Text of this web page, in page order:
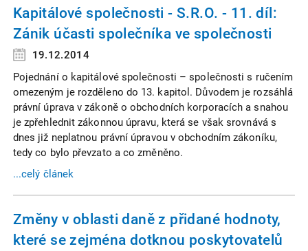
Kapitálové společnosti - S.R.O. - 11. díl:
Zánik účasti společníka ve společnosti
19.12.2014
Pojednání o kapitálové společnosti – společnosti s ručením
omezeným je rozděleno do 13. kapitol. Důvodem je rozsáhlá
právní úprava v zákoně o obchodních korporacích a snahou
je zpřehlednit zákonnou úpravu, která se však srovnává s
dnes již neplatnou právní úpravou v obchodním zákoníku,
tedy co bylo převzato a co změněno.
...celý článek
Změny v oblasti daně z přidané hodnoty,
které se zejména dotknou poskytovatelů